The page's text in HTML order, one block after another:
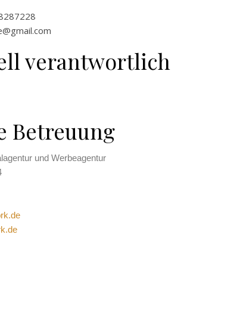
verantwortlich
Betreuung
und Werbeagentur